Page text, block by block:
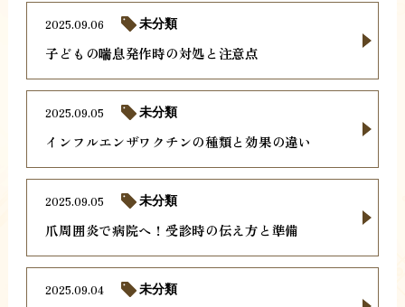
子どもの喘息発作時の対処と注意点
2025.09.06 未分類
インフルエンザワクチンの種類と効果の違い
2025.09.05 未分類
爪周囲炎で病院へ！受診時の伝え方と準備
2025.09.05 未分類
2025.09.04 未分類